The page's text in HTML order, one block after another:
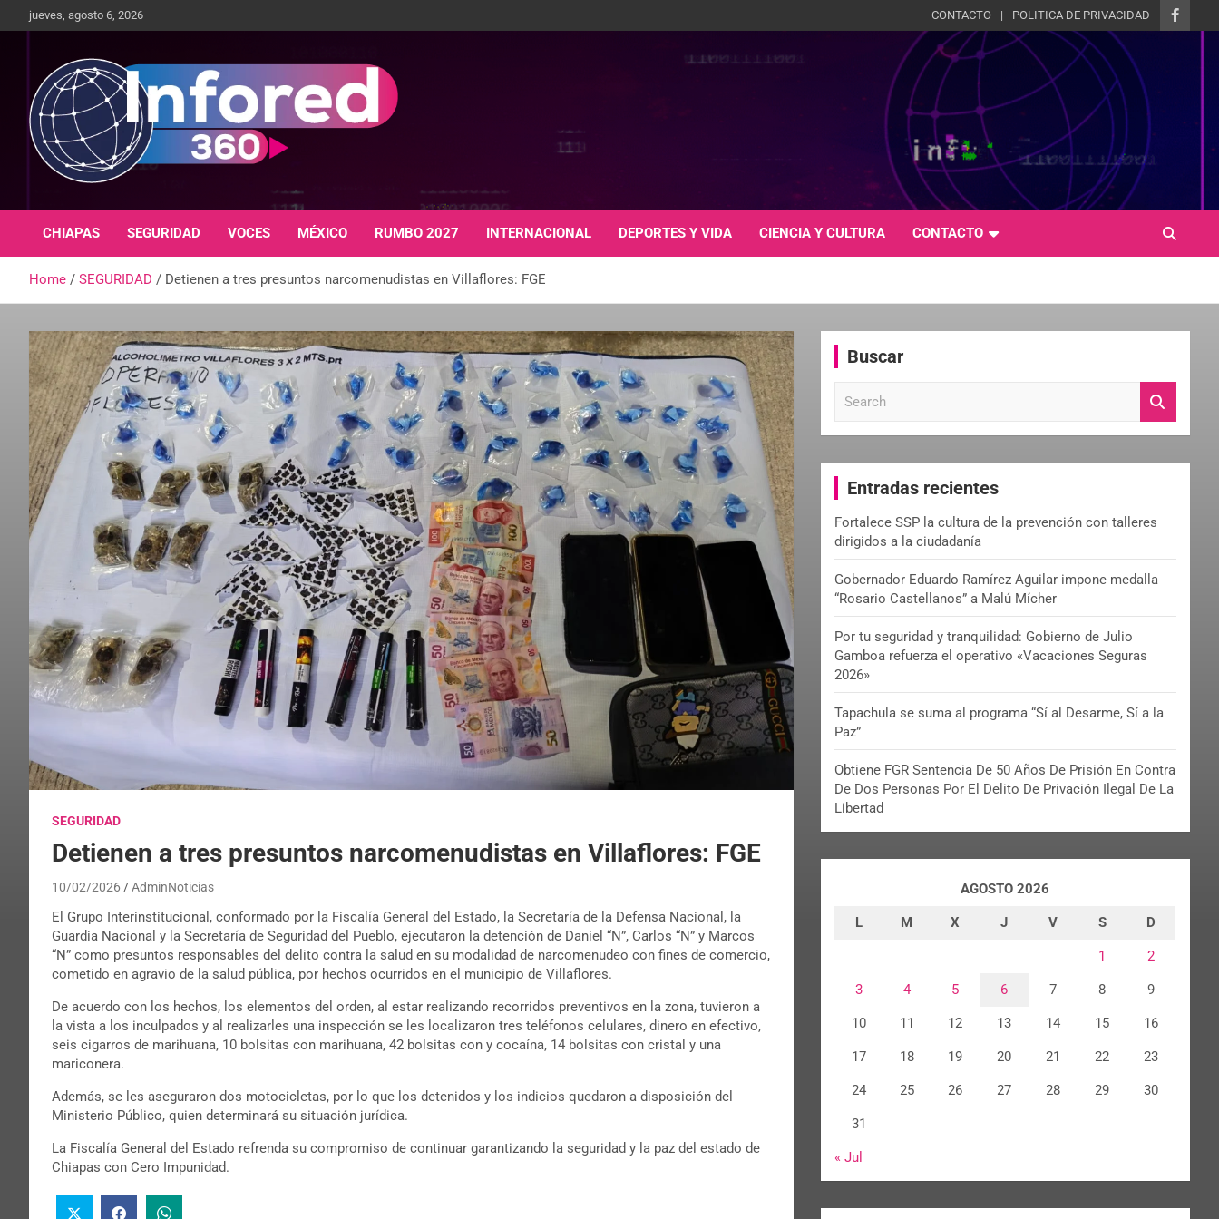
jueves, agosto 6, 2026 CONTACTO POLITICA DE PRIVACIDAD
infored360.mx
CHIAPAS SEGURIDAD VOCES MÉXICO RUMBO 2027 INTERNACIONAL DEPORTES Y VIDA CIENCIA Y CULTURA CONTACTO
Home SEGURIDAD Detienen a tres presuntos narcomenudistas en Villaflores: FGE
SEGURIDAD
Detienen a tres presuntos narcomenudistas en Villaflores: FGE
10/02/2026 AdminNoticias
El Grupo Interinstitucional, conformado por la Fiscalía General del Estado, la Secretaría de la Defensa Nacional, la
Guardia Nacional y la Secretaría de Seguridad del Pueblo, ejecutaron la detención de Daniel “N”, Carlos “N” y Marcos
“N” como presuntos responsables del delito contra la salud en su modalidad de narcomenudeo con fines de comercio,
cometido en agravio de la salud pública, por hechos ocurridos en el municipio de Villaflores.
De acuerdo con los hechos, los elementos del orden, al estar realizando recorridos preventivos en la zona, tuvieron a
la vista a los inculpados y al realizarles una inspección se les localizaron tres teléfonos celulares, dinero en efectivo,
seis cigarros de marihuana, 10 bolsitas con marihuana, 42 bolsitas con y cocaína, 14 bolsitas con cristal y una
mariconera.
Además, se les aseguraron dos motocicletas, por lo que los detenidos y los indicios quedaron a disposición del
Ministerio Público, quien determinará su situación jurídica.
La Fiscalía General del Estado refrenda su compromiso de continuar garantizando la seguridad y la paz del estado de
Chiapas con Cero Impunidad.
Buscar
c
Entradas recientes
Fortalece SSP la cultura de la prevención con talleres
dirigidos a la ciudadanía
Gobernador Eduardo Ramírez Aguilar impone medalla
“Rosario Castellanos” a Malú Mícher
Por tu seguridad y tranquilidad: Gobierno de Julio
Gamboa refuerza el operativo «Vacaciones Seguras
2026»
Tapachula se suma al programa “Sí al Desarme, Sí a la
Paz”
Obtiene FGR Sentencia De 50 Años De Prisión En Contra
De Dos Personas Por El Delito De Privación Ilegal De La
Libertad
AGOSTO 2026
L M X J V S D
1 2
3 4 5 6 7 8 9
10 11 12 13 14 15 16
17 18 19 20 21 22 23
24 25 26 27 28 29 30
31
« Jul